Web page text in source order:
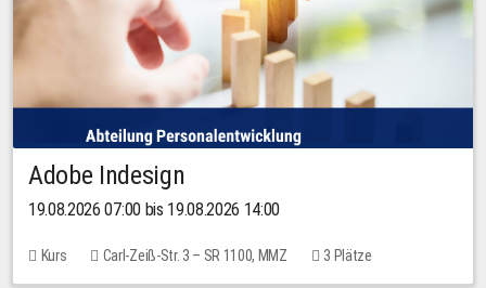
Adobe Indesign
19.08.2026 07:00 bis 19.08.2026 14:00
Kurs Carl-Zeiß-Str. 3 – SR 1100, MMZ 3 Plätze